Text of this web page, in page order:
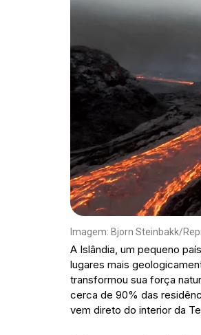
Imagem: Bjorn Steinbakk/
A Islândia, um pequeno
lugares mais
transformou sua força
cerca de 90% das
vem direto do interior da